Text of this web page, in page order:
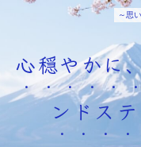
～思
心穏やかに
ンドス